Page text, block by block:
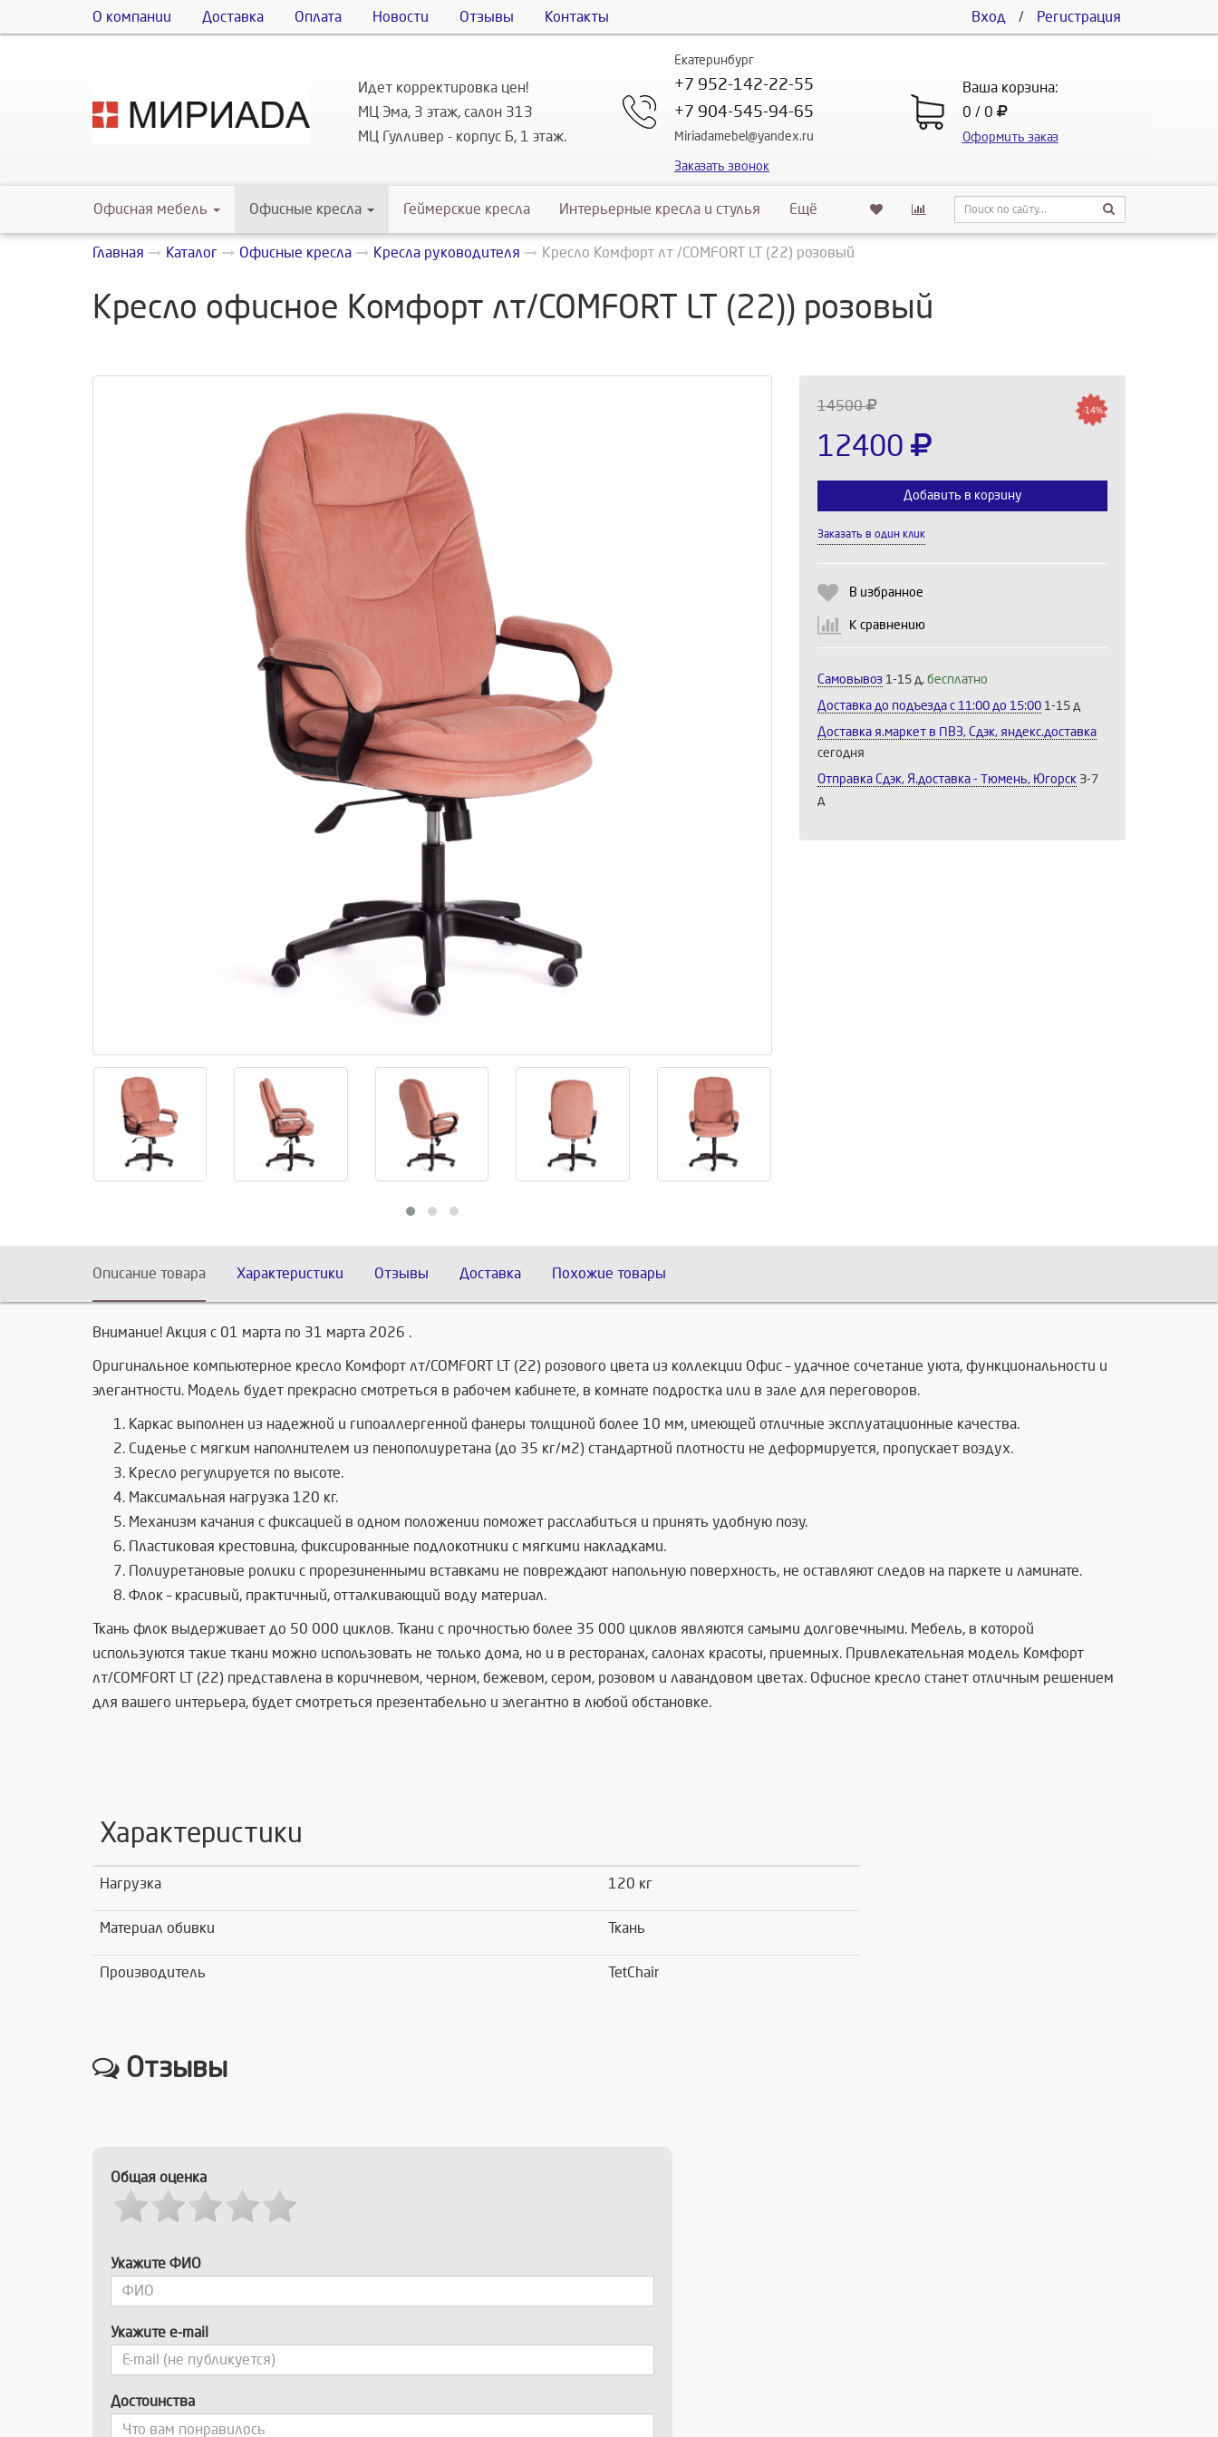
О компании Доставка Оплата Новости Отзывы Контакты Вход / Регистрация
Идет корректировка цен!
МЦ Эма, 3 этаж, салон 313
МЦ Гулливер - корпус Б, 1 этаж.
Екатеринбург
+7 952-142-22-55
+7 904-545-94-65
Miriadamebel@yandex.ru
Заказать звонок
Ваша корзина:
0 / 0
Оформить заказ
Офисная мебель Офисные кресла Геймерские кресла Интерьерные кресла и стулья Ещё
Главная Каталог Офисные кресла Кресла руководителя Кресло Комфорт лт /COMFORT LT (22) розовый
Кресло офисное Комфорт лт/COMFORT LT (22)) розовый
14500
12400
-14%
Выберите количество:
Продолжить Отмена
Добавить в корзину
Заказать в один клик
В избранное
К сравнению
Самовывоз 1-15 д, бесплатно
Доставка до подъезда c 11:00 до 15:00 1-15 д
Доставка я.маркет в ПВЗ, Сдэк, яндекс.доставка
сегодня
Отправка Сдэк, Я.доставка - Тюмень, Югорск 3-7
д
Описание товара Характеристики Отзывы Доставка Похожие товары
Внимание! Акция с 01 марта по 31 марта 2026 .
Оригинальное компьютерное кресло Комфорт лт/COMFORT LT (22) розового цвета из коллекции Офис – удачное сочетание уюта, функциональности и
элегантности. Модель будет прекрасно смотреться в рабочем кабинете, в комнате подростка или в зале для переговоров.
Каркас выполнен из надежной и гипоаллергенной фанеры толщиной более 10 мм, имеющей отличные эксплуатационные качества.
Сиденье с мягким наполнителем из пенополиуретана (до 35 кг/м2) стандартной плотности не деформируется, пропускает воздух.
Кресло регулируется по высоте.
Максимальная нагрузка 120 кг.
Механизм качания с фиксацией в одном положении поможет расслабиться и принять удобную позу.
Пластиковая крестовина, фиксированные подлокотники с мягкими накладками.
Полиуретановые ролики с прорезиненными вставками не повреждают напольную поверхность, не оставляют следов на паркете и ламинате.
Флок – красивый, практичный, отталкивающий воду материал.
Ткань флок выдерживает до 50 000 циклов. Ткани с прочностью более 35 000 циклов являются самыми долговечными. Мебель, в которой
используются такие ткани можно использовать не только дома, но и в ресторанах, салонах красоты, приемных. Привлекательная модель Комфорт
лт/COMFORT LT (22) представлена в коричневом, черном, бежевом, сером, розовом и лавандовом цветах. Офисное кресло станет отличным решением
для вашего интерьера, будет смотреться презентабельно и элегантно в любой обстановке.
Характеристики
Нагрузка 120 кг
Материал обивки Ткань
Производитель TetChair
Отзывы
Общая оценка
Укажите ФИО
Укажите e-mail
Достоинства